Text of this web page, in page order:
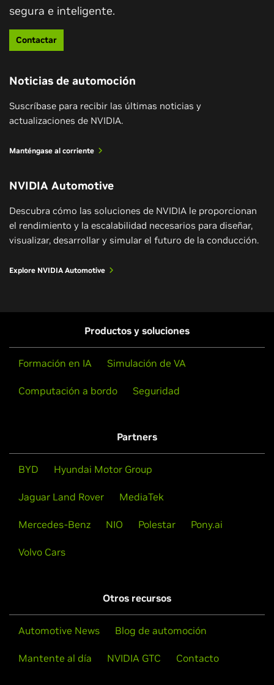
segura e inteligente.
Contactar
Noticias de automoción
Suscríbase para recibir las últimas noticias y
actualizaciones de NVIDIA.
Manténgase al corriente
NVIDIA Automotive
Descubra cómo las soluciones de NVIDIA le proporcionan
el rendimiento y la escalabilidad necesarios para diseñar,
visualizar, desarrollar y simular el futuro de la conducción.
Explore NVIDIA Automotive
Productos y soluciones
Formación en IA Simulación de VA
Computación a bordo Seguridad
Partners
BYD Hyundai Motor Group
Jaguar Land Rover MediaTek
Mercedes-Benz NIO Polestar Pony.ai
Volvo Cars
Otros recursos
Automotive News Blog de automoción
Mantente al día NVIDIA GTC Contacto